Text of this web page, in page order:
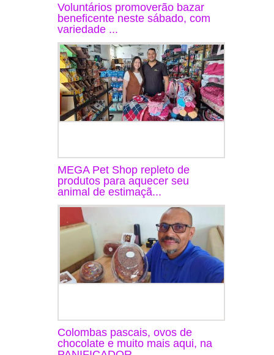
Voluntários promoverão bazar
beneficente neste sábado, com
variedade ...
MEGA Pet Shop repleto de
produtos para aquecer seu
animal de estimaçã...
Colombas pascais, ovos de
chocolate e muito mais aqui, na